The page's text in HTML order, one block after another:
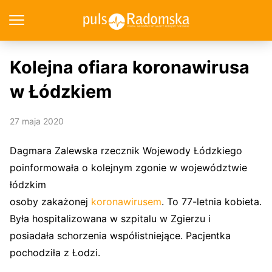
Kolejna ofiara koronawirusa
w Łódzkiem
27 maja 2020
Dagmara Zalewska rzecznik Wojewody Łódzkiego
poinformowała o kolejnym zgonie w województwie
łódzkim
osoby zakażonej koronawirusem. To 77-letnia kobieta.
Była hospitalizowana w szpitalu w Zgierzu i
posiadała schorzenia współistniejące. Pacjentka
pochodziła z Łodzi.